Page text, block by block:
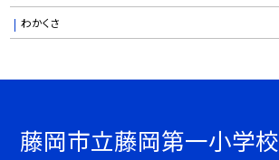
わかくさ
藤岡市立藤岡第一小学校